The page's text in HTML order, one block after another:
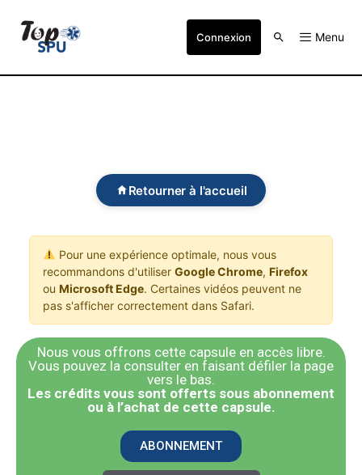
Connexion Menu
Retourner à l'accueil
Pour une expérience optimale, nous vous
recommandons d'utiliser Google Chrome, Firefox
ou Microsoft Edge. Certaines vidéos peuvent ne
pas s'afficher correctement dans Safari.
Nous vous offrons cette capsule en accès libre.
Vous pouvez la consulter en faisant défiler la page
vers le bas.
​Les crédits vous sont offerts sous abonnement
ou à l’achat de cette capsule.
ABONNEMENT